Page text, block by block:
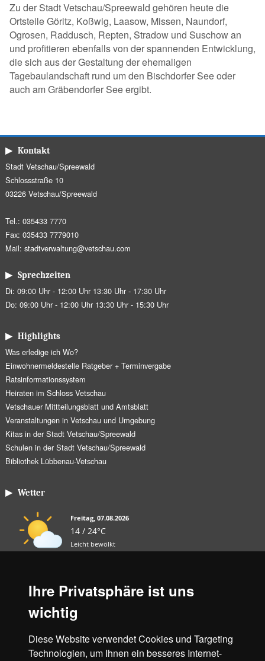
Ihre Privatsphäre ist uns
wichtig
Diese Website verwendet Cookies und Targeting
Technologien, um Ihnen ein besseres Internet-
Zu der Stadt Vetschau/Spreewald gehören heute die
Ortsteile Göritz, Koßwig, Laasow, Missen, Naundorf,
Ogrosen, Raddusch, Repten, Stradow und Suschow an
und profitieren ebenfalls von der spannenden Entwicklung,
die sich aus der Gestaltung der ehemaligen
Tagebaulandschaft rund um den Bischdorfer See oder
auch am Gräbendorfer See ergibt.
▶ Kontakt
Stadt Vetschau/Spreewald
Schlossstraße 10
03226 Vetschau/Spreewald
Tel.: 035433 7770
Fax: 035433 7779010
Mail: stadtverwaltung@vetschau.com
▶ Sprechzeiten
Di: 09:00 Uhr - 12:00 Uhr 13:30 Uhr - 17:30 Uhr
Do: 09:00 Uhr - 12:00 Uhr 13:30 Uhr - 15:30 Uhr
▶ Highlights
Was erledige ich Wo?
Einwohnermeldestelle Ratgeber + Terminvergabe
Ratsinformationssystem
Heiraten im Schloss Vetschau
Vetschauer Mittteilungsblatt und Amtsblatt
Veranstaltungen in Vetschau und Umgebung
Kitas in der Stadt Vetschau/Spreewald
Schulen in der Stadt Vetschau/Spreewald
Bibliothek Lübbenau-Vetschau
▶ Wetter
Freitag, 07.08.2026
14 / 24°C
Leicht bewölkt
Leicht bewölkt
12 / 32°C
Leicht bewölkt
Aktuelles Wetter ansehen